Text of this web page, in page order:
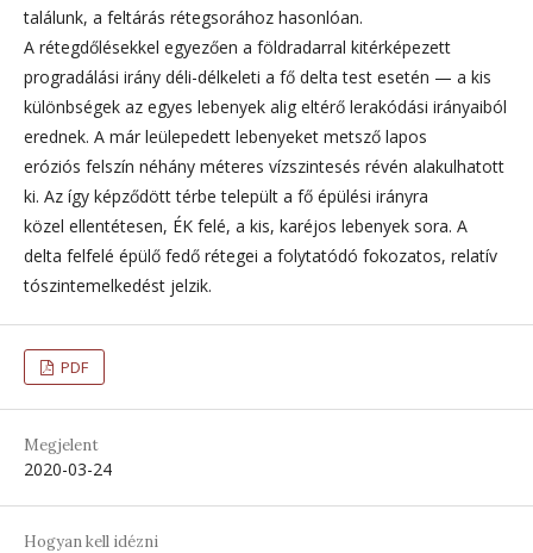
találunk, a feltárás rétegsorához hasonlóan.
A rétegdőlésekkel egyezően a földradarral kitérképezett
progradálási irány déli-délkeleti a fő delta test esetén — a kis
különbségek az egyes lebenyek alig eltérő lerakódási irányaiból
erednek. A már leülepedett lebenyeket metsző lapos
eróziós felszín néhány méteres vízszintesés révén alakulhatott
ki. Az így képződött térbe települt a fő épülési irányra
közel ellentétesen, ÉK felé, a kis, karéjos lebenyek sora. A
delta felfelé épülő fedő rétegei a folytatódó fokozatos, relatív
tószintemelkedést jelzik.
PDF
Megjelent
2020-03-24
Hogyan kell idézni